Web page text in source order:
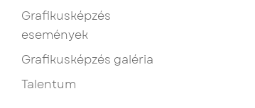
Grafikusképzés
események
Grafikusképzés galéria
Talentum